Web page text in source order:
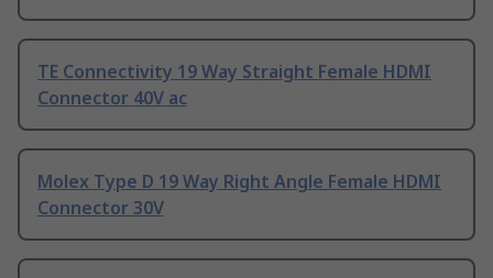
TE Connectivity 19 Way Straight Female HDMI
Connector 40V ac
Molex Type D 19 Way Right Angle Female HDMI
Connector 30V